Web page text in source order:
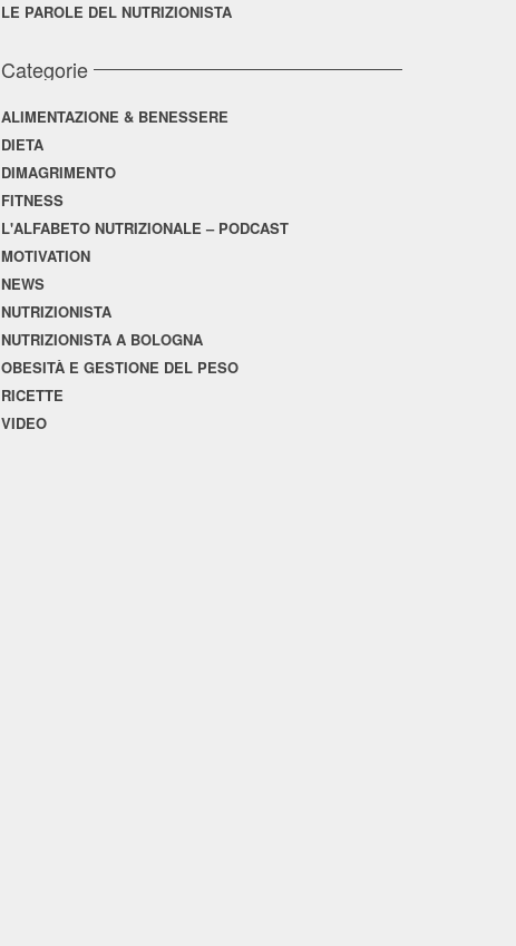
LE PAROLE DEL NUTRIZIONISTA
Categorie
ALIMENTAZIONE & BENESSERE
DIETA
DIMAGRIMENTO
FITNESS
L'ALFABETO NUTRIZIONALE – PODCAST
MOTIVATION
NEWS
NUTRIZIONISTA
NUTRIZIONISTA A BOLOGNA
OBESITÀ E GESTIONE DEL PESO
RICETTE
VIDEO